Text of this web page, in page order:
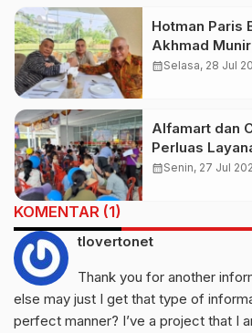
Hotman Paris
Akhmad
Serukan
calendar_monthSelasa, 28 Jul
Alfamart dan
Perluas
2.800 Ibu dan
calendar_monthSenin, 27 Jul
KOMENTAR (1)
tlovertonet
Thank you for another
else may just I get that type of
perfect manner? I’ve a project that I